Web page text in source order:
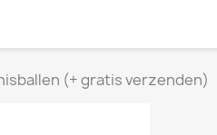
(+ gratis verzenden)